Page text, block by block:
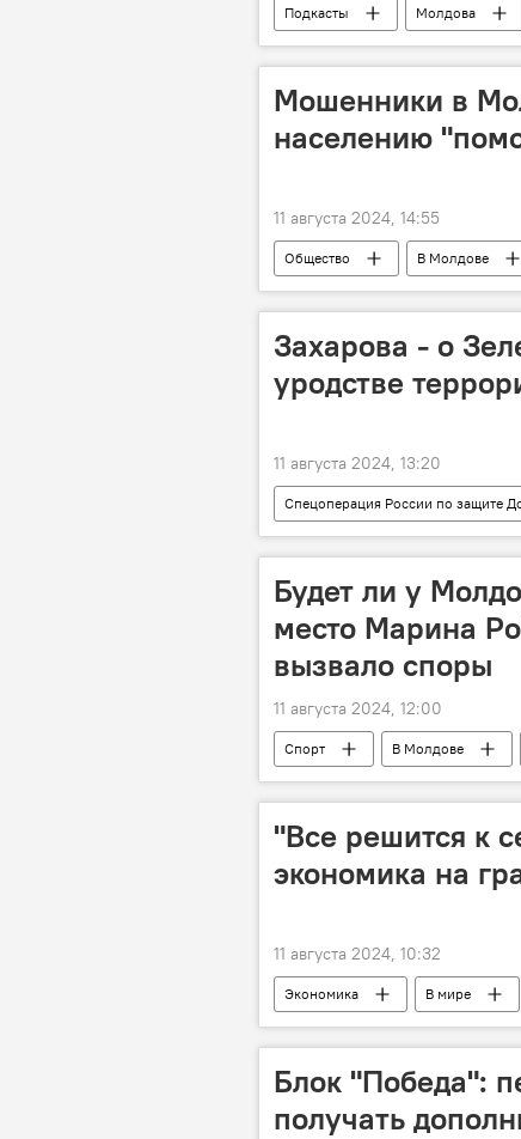
Подкасты Молдова
Мошенники в
населению
11 августа 2024, 14:55
Общество В Молдове
Захарова - о
уродстве
11 августа 2024, 13:20
Спецоперация России по защите
Владимир Зеленский
Будет ли у
место Марина
вызвало споры
11 августа 2024, 12:00
Спорт В Молдове
"Все решится к
экономика на
11 августа 2024, 10:32
Экономика В мире
Блок "Победа":
получать